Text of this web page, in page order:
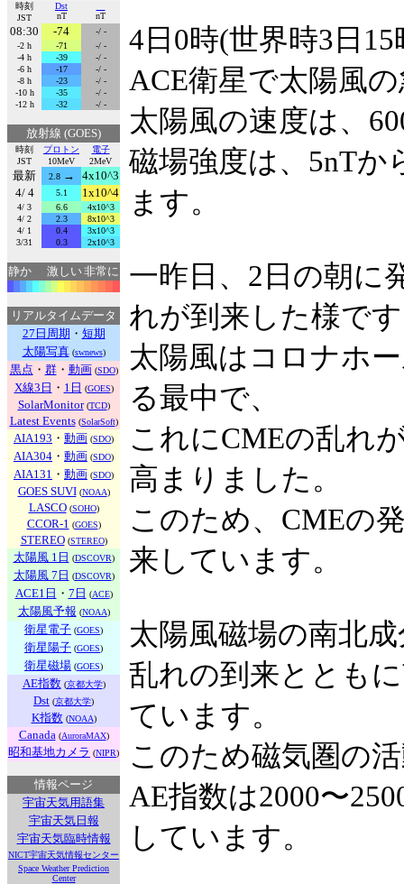
時刻
JST
Dst
nT
nT
08:30 -74
-/ -
-2 h
-71
-/ -
-4 h
-39
-/ -
-6 h
-17
-/ -
-8 h
-23
-/ -
-10 h
-35
-/ -
-12 h
-32 -/ -
放射線 (GOES)
時刻
JST
プロトン
10MeV
電子
2MeV
最新 2.8→
4x10^3
4/ 4
5.1 1x10^4
4/ 3 6.6
4x10^3
4/ 2
2.3
8x10^3
4/ 1
0.4
3x10^3
3/31
0.3 2x10^3
静か 激しい非常に
リアルタイムデータ
27日周期 ・ 短期
太陽写真(swnews)
黒点 ・ 群・ 動画 (SDO)
X線3日 ・ 1日 (GOES)
SolarMonitor(TCD)
Latest Events(SolarSoft)
AIA193 ・ 動画 (SDO)
AIA304 ・ 動画 (SDO)
AIA131 ・ 動画 (SDO)
GOES SUVI (NOAA)
LASCO(SOHO)
CCOR-1 (GOES)
STEREO(STEREO)
太陽風 1日 (DSCOVR)
太陽風 7日 (DSCOVR)
ACE1日 ・ 7日 (ACE)
太陽風予報 (NOAA)
衛星電子 (GOES)
衛星陽子 (GOES)
衛星磁場 (GOES)
AE指数(京都大学)
Dst (京都大学)
K指数(NOAA)
Canada (AuroraMAX)
昭和基地カメラ (NIPR)
情報ページ
宇宙天気用語集
宇宙天気日報
宇宙天気臨時情報
NICT宇宙天気情報センター
Space Weather Prediction
Center
4日0時(世界時3日
ACE衛星で太陽風
太陽風の速度は、
磁場強度は、5nTか
ます。
一昨日、2日の朝に
れが到来した様で
太陽風はコロナホ
る最中で、
これにCMEの乱れ
高まりました。
このため、CMEの
来しています。
太陽風磁場の南北
乱れの到来ととも
ています。
このため磁気圏の
AE指数は2000〜
しています。